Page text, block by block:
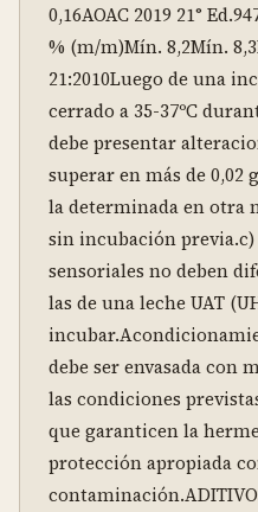
0,16AOAC 2019 21°
% (m/m)Mín. 8,2Mín.
21:2010Luego de una
cerrado a 35-37ºC
debe presentar
superar en más de 0,02
la determinada en otra
sin incubación
sensoriales no deben
las de una leche UAT
debe ser envasada con
las condiciones
que garanticen la
protección apropiada